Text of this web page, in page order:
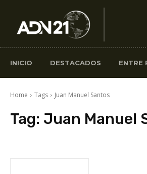
INICIO DESTACADOS ENTRE
Home Tags Juan Manuel Santos
Tag: Juan Manuel